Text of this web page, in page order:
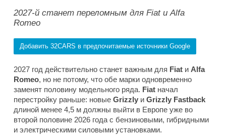
2027-й станет переломным для Fiat и Alfa
Romeo
Добавить 32CARS в предпочитаемые источники Google
2027 год действительно станет важным для Fiat и Alfa
Romeo, но не потому, что обе марки одновременно
заменят половину модельного ряда. Fiat начал
перестройку раньше: новые Grizzly и Grizzly Fastback
длиной менее 4,5 м должны выйти в Европе уже во
второй половине 2026 года с бензиновыми, гибридными
и электрическими силовыми установками.